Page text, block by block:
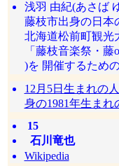
浅羽 由紀(あさば
藤枝市出身の日本
北海道松前町観光
「藤枝音楽祭・
)を 開催するため
12月5日生まれの人
身の1981年生まれ
15
石川竜也
Wikipedia